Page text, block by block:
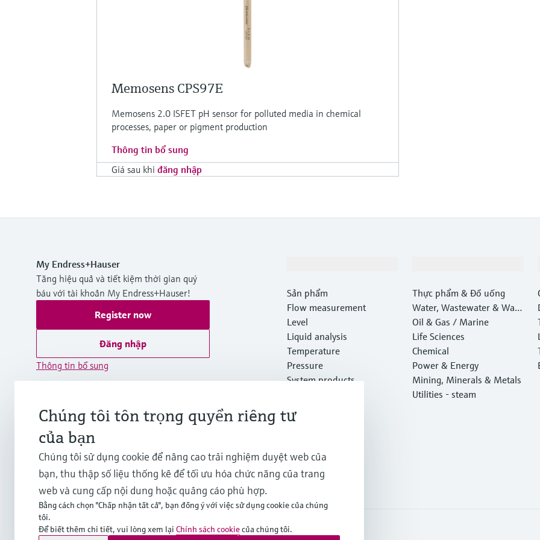
Memosens CPS97E
Memosens 2.0 ISFET pH sensor for polluted media in chemical
processes, paper or pigment production
Thông tin bổ sung
Giá sau khi đăng nhập
My Endress+Hauser
Tăng hiệu quả và tiết kiệm thời gian quý
báu với tài khoản My Endress+Hauser!
Register now
Đăng nhập
Thông tin bổ sung
Việt Nam
+84 28 3842 0026
info.vn@endress.com
Sản phẩm
Flow measurement
Level
Liquid analysis
Temperature
Pressure
System products
Software
Tra cứu sản phẩm
Thực phẩm & Đồ uống
Water, Wastewater & Wast
e
Oil & Gas / Marine
Life Sciences
Chemical
Power & Energy
Mining, Minerals & Metals
Utilities - steam
Bản quyền © Endress+Hauser Group Services AG
Chúng tôi tôn trọng quyền riêng tư
của bạn
Chúng tôi sử dụng cookie để nâng cao trải nghiệm duyệt web của
bạn, thu thập số liệu thống kê để tối ưu hóa chức năng của trang
web và cung cấp nội dung hoặc quảng cáo phù hợp.
Bằng cách chọn "Chấp nhận tất cả", bạn đồng ý với việc sử dụng cookie của chúng
tôi.
Để biết thêm chi tiết, vui lòng xem lại Chính sách cookiecủa chúng tôi.